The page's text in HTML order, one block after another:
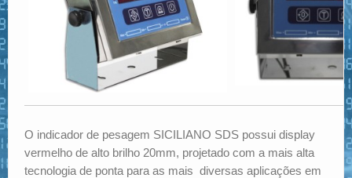
O indicador de pesagem SICILIANO SDS possui display
vermelho de alto brilho 20mm, projetado com a mais alta
tecnologia de ponta para as mais diversas aplicações em